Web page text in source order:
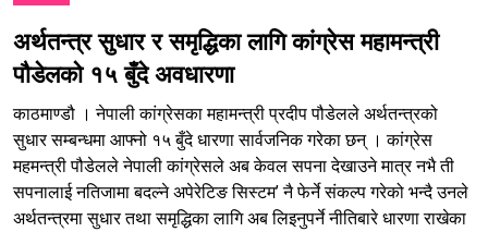
अर्थतन्त्र सुधार र समृद्धिका लागि कांग्रेस महामन्त्री
पौडेलको १५ बुँदे अवधारणा
काठमाण्डौ । नेपाली कांग्रेसका महामन्त्री प्रदीप पौडेलले अर्थतन्त्रको
सुधार सम्बन्धमा आफ्नो १५ बुँदे धारणा सार्वजनिक गरेका छन् । कांग्रेस
महमन्त्री पौडेलले नेपाली कांग्रेसले अब केवल सपना देखाउने मात्र नभै ती
सपनालाई नतिजामा बदल्ने अपेरेटिङ सिस्टम’ नै फेर्ने संकल्प गरेको भन्दै उनले
अर्थतन्त्रमा सुधार तथा समृद्धिका लागि अब लिइनुपर्ने नीतिबारे धारणा राखेका